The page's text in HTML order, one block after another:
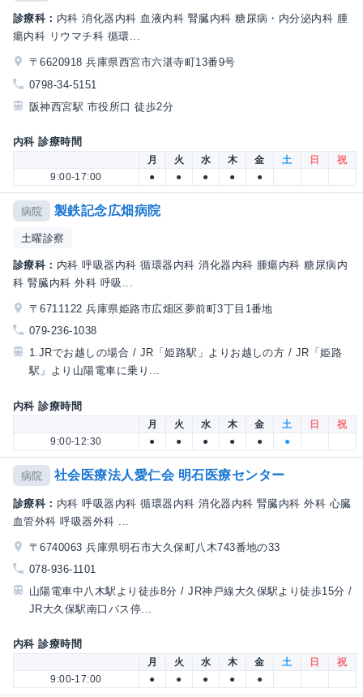
診療科： 内科 消化器内科 血液内科 腎臓内科 糖尿病・内分泌内科 腫
瘍内科 リウマチ科 循環...
〒6620918 兵庫県西宮市六湛寺町13番9号
0798-34-5151
阪神西宮駅 市役所口 徒歩2分
内科 診療時間
月 火 水 木 金 土 日
祝
9:00-17:00
● ● ● ● ●
病院 製鉄記念広畑病院
土曜診察
診療科： 内科 呼吸器内科 循環器内科 消化器内科 腫瘍内科 糖尿病内
科 腎臓内科 外科 呼吸...
〒6711122 兵庫県姫路市広畑区夢前町3丁目1番地
079-236-1038
1.JRでお越しの場合 / JR「姫路駅」よりお越しの方 / JR「姫路
駅」より山陽電車に乗り...
内科 診療時間
月 火 水 木 金 土 日
祝
9:00-12:30
● ● ● ● ● ●
病院 社会医療法人愛仁会 明石医療センター
診療科： 内科 呼吸器内科 循環器内科 消化器内科 腎臓内科 外科 心臓
血管外科 呼吸器外科 ...
〒6740063 兵庫県明石市大久保町八木743番地の33
078-936-1101
山陽電車中八木駅より徒歩8分 / JR神戸線大久保駅より徒歩15分 /
JR大久保駅南口バス停...
内科 診療時間
月 火 水 木 金 土 日
祝
9:00-17:00
● ● ● ● ●